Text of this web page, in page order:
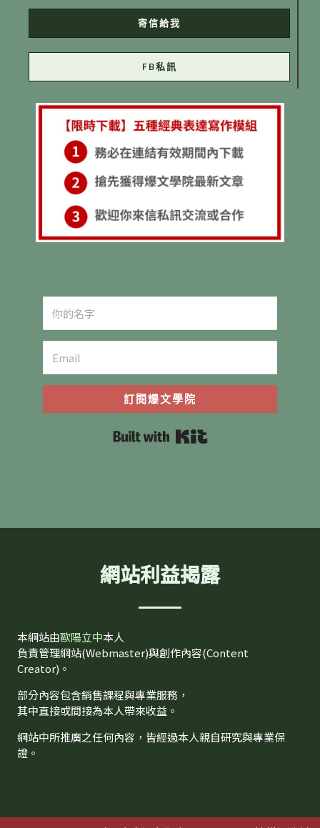
寄信給我
FB私訊
訂閱爆文學院
網站利益揭露
本網站由歐陽立中本人
負責管理網站(Webmaster)與創作內容(Content
Creator)。
部分內容包含銷售課程與專業服務，
其中直接或間接為本人帶來收益。
網站中所推廣之任何內容，皆經過本人親自研究與專業保
證。